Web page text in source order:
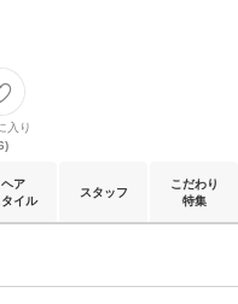
入り
ヘア
タイル
スタッフ
こだわり
特集